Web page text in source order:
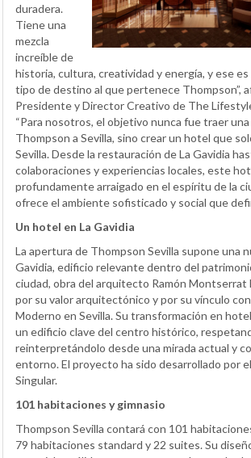
duradera.
Tiene una
mezcla
increíble de
historia, cultura, creatividad y energía, y ese
tipo de destino al que pertenece Thompson”,
Presidente y Director Creativo de The
“Para nosotros, el objetivo nunca fue traer
Thompson a Sevilla, sino crear un hotel que
Sevilla. Desde la restauración de La Gavidia
colaboraciones y experiencias locales, este
profundamente arraigado en el espíritu de la
ofrece el ambiente sofisticado y social que
Un hotel en La Gavidia
La apertura de Thompson Sevilla supone una
Gavidia, edificio relevante dentro del
ciudad, obra del arquitecto Ramón Montserrat
por su valor arquitectónico y por su vínculo
Moderno en Sevilla. Su transformación en
un edificio clave del centro histórico,
reinterpretándolo desde una mirada actual y
entorno. El proyecto ha sido desarrollado por
Singular.
101 habitaciones y gimnasio
Thompson Sevilla contará con 101
79 habitaciones standard y 22 suites. Su